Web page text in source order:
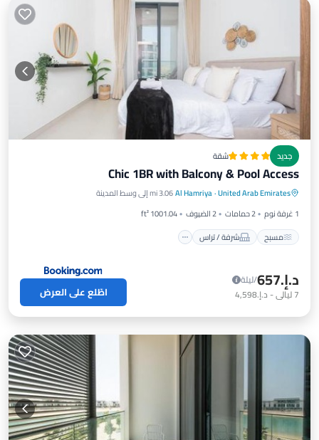
جديد شقة
Chic 1BR with Balcony & Pool Access
United Arab Emirates
·
Al Hamriya3.06 mi إلى وسط المدينة
1 غرفة نوم
2 حمامات 2 الضيوف
1001.04 ft²
مسبح
شرفة / تراس
مسبح شرفة / تراس
مكيف هواء
إنترنت
د.إ.‏657
/ليلة
7ليالي- د.إ.‏4,598 اطّلع على العرض